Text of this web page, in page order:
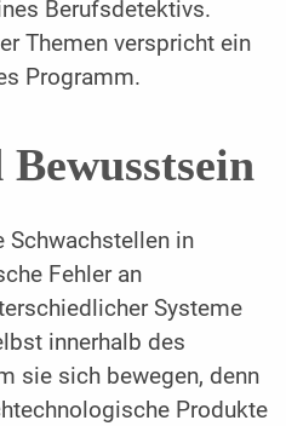
Berufsdetektivs.
Themen verspricht ein
Programm.
Schwachstellen in
Fehler an
Systeme
innerhalb des
sie sich bewegen, denn
Produkte